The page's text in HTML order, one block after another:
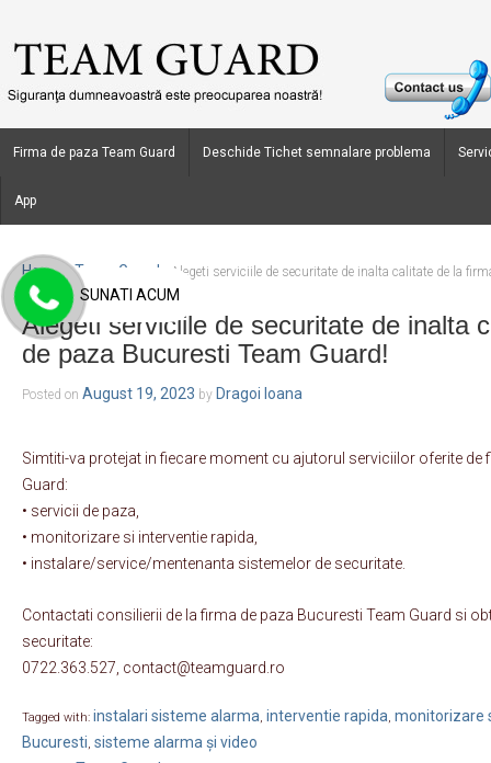
Firma de paza Team Guard Deschide Tichet semnalare problema
App
Home Team Guard Alegeti serviciile de securitate de inalta calitate de la
Alegeti serviciile de securitate de inalta
de paza Bucuresti Team Guard!
Posted on August 19, 2023 by Dragoi Ioana
Simtiti-va protejat in fiecare moment cu ajutorul serviciilor oferite de
Guard:
• servicii de paza,
• monitorizare si interventie rapida,
• instalare/service/mentenanta sistemelor de securitate.
Contactati consilierii de la firma de paza Bucuresti Team Guard si
securitate:
0722.363.527, contact@teamguard.ro
Tagged with: instalari sisteme alarma, interventie rapida, monitorizare
Bucuresti, sisteme alarma și video
SUNATI ACUM